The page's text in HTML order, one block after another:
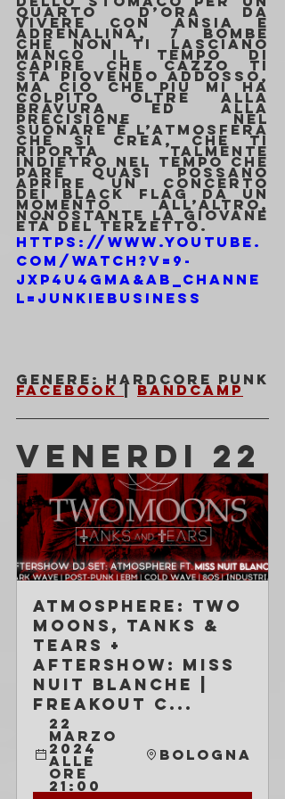
quarto d’ora da
vivere con ansia e
adrenalina, 7 bombe
che non ti lasciano
manco il tempo di
capire che cazzo ti
sta piovendo addosso,
ma ciò che più mi ha
colpito oltre alla
bravura ed alla
precisione nel
suonare è l’atmosfera
che si crea, che ti
riporta talmente
indietro nel tempo che
pare quasi possano
aprire un concerto
dei Black Flag da un
momento all’altro,
nonostante la giovane
età del terzetto.
https://www.youtube.
com/watch?v=9-
jxp4U4gmA&ab_channe
l=JunkieBusiness
Genere: Hardcore Punk
Facebook | Bandcamp
VENERDI 22
Atmosphere: Two
Moons, Tanks &
Tears +
Aftershow: Miss
Nuit Blanche |
Freakout C...
22
marzo
2024
alle
ore
21:00
Bologna